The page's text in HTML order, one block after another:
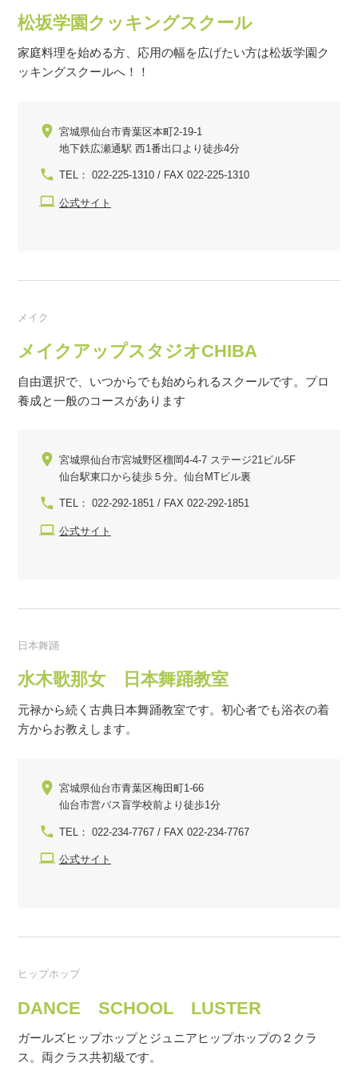
松坂学園クッキングスクール
家庭料理を始める方、応用の幅を広げたい方は松坂学園ク
ッキングスクールへ！！
宮城県仙台市青葉区本町2-19-1
地下鉄広瀬通駅 西1番出口より徒歩4分
TEL： 022-225-1310 / FAX 022-225-1310
公式サイト
メイク
メイクアップスタジオCHIBA
自由選択で、いつからでも始められるスクールです。プロ
養成と一般のコースがあります
宮城県仙台市宮城野区榴岡4-4-7 ステージ21ビル5F
仙台駅東口から徒歩５分。仙台MTビル裏
TEL： 022-292-1851 / FAX 022-292-1851
公式サイト
日本舞踊
水木歌那女 日本舞踊教室
元禄から続く古典日本舞踊教室です。初心者でも浴衣の着
方からお教えします。
宮城県仙台市青葉区梅田町1-66
仙台市営バス盲学校前より徒歩1分
TEL： 022-234-7767 / FAX 022-234-7767
公式サイト
ヒップホップ
DANCE SCHOOL LUSTER
ガールズヒップホップとジュニアヒップホップの２クラ
ス。両クラス共初級です。